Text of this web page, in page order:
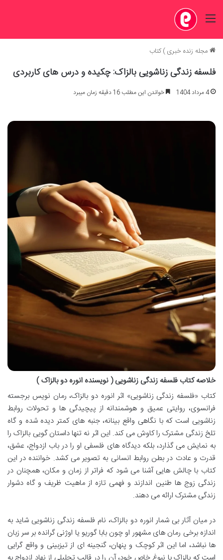
منو
مجله زنده خبری)کتاب
فلسفه زندگی زناشویی بالزاک: چکیده و درس های کاربردی
4 مرداد 1404 خواندن این مطلب 16 دقیقه زمان میبرد
خلاصه کتاب فلسفه زندگی زناشویی ( نویسنده انوره دو بالزاک )
کتاب «فلسفه زندگی زناشویی» اثر انوره دو بالزاک، رمان نویس برجسته
فرانسوی، روایتی عمیق و هوشمندانه از پیچیدگی ها و تحولات روابط
زناشویی است که با نگاهی واقع بینانه، جنبه های کمتر دیده شده و گاه
تلخ زندگی مشترک را کاوش می کند. این اثر نه تنها داستان گویی بالزاک را
به نمایش می گذارد، بلکه دیدگاه های فلسفی او را در باب ازدواج، عشق،
قدرت و عادت در بطن روابط انسانی به تصویر می کشد. خواننده در این
کتاب با چالش هایی آشنا می شود که فراتر از زمان و مکان، همچنان در
زندگی زوج ها طنین اندازند و فهمی تازه از ماهیت ظریف و گاه دشوار
زندگی مشترک ارائه می دهند.
در میان آثار بی شمار انوره دو بالزاک، نام فلسفه زندگی زناشویی شاید به
اندازه برخی رمان های مشهور او چون بابا گوریو یا اوژنی گرانده بر سر زبان
ها نباشد، اما این اثر کوچک و پنهان، گنجینه ای از تیزبینی و واقع گرایی